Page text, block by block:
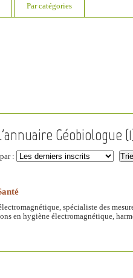
Par catégories
Géobiologue (1
:
spécialiste des
en hygiène électromagnétique,